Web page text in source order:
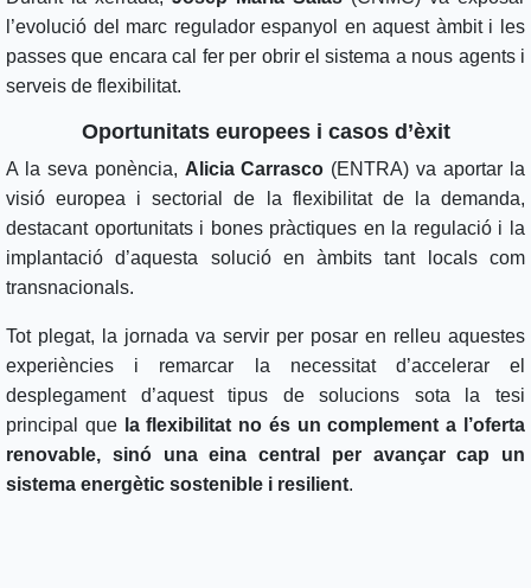
l’evolució del marc regulador espanyol en aquest àmbit i les
passes que encara cal fer per obrir el sistema a nous agents i
serveis de flexibilitat.
Oportunitats europees i casos d’èxit
A la seva ponència, Alicia Carrasco (ENTRA) va aportar la
visió europea i sectorial de la flexibilitat de la demanda,
destacant oportunitats i bones pràctiques en la regulació i la
implantació d’aquesta solució en àmbits tant locals com
transnacionals.
Tot plegat, la jornada va servir per posar en relleu aquestes
experiències i remarcar la necessitat d’accelerar el
desplegament d’aquest tipus de solucions sota la tesi
principal que la flexibilitat no és un complement a l’oferta
renovable, sinó una eina central per avançar cap un
sistema energètic sostenible i resilient.